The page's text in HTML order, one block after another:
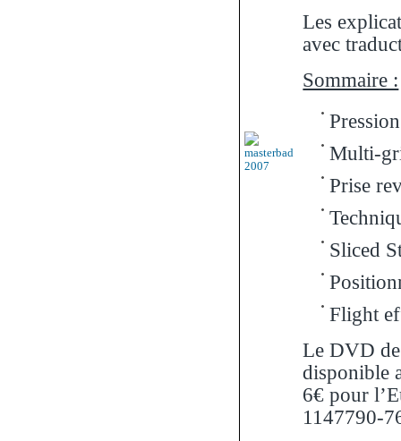
Les
avec
Sommaire :
Multi-
Prise
Sliced
Flight
Le DVD
disponible
6€ pour
1147790-